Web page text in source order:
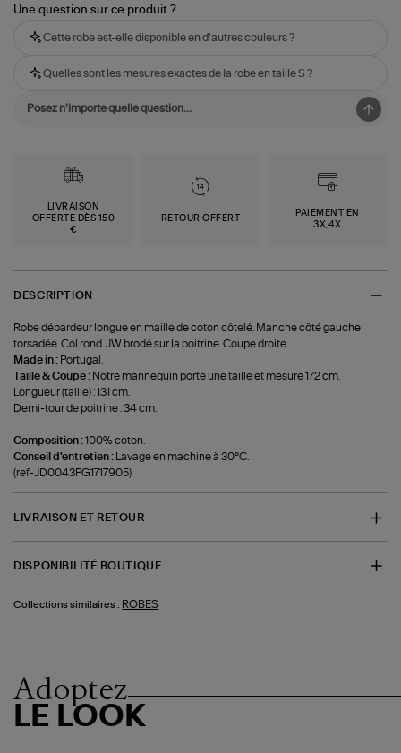
Une question sur ce produit ?
Cette robe est-elle disponible en d'autres couleurs ?
Quelles sont les mesures exactes de la robe en taille S ?
LIVRAISON
OFFERTE DÈS 150
€
RETOUR OFFERT
PAIEMENT EN
3X,4X
DESCRIPTION
Robe débardeur longue en maille de coton côtelé. Manche côté gauche
torsadée. Col rond. JW brodé sur la poitrine. Coupe droite.
Made in : Portugal.
Taille & Coupe : Notre mannequin porte une taille et mesure 172 cm.
Longueur (taille) : 131 cm.
Demi-tour de poitrine : 34 cm.
Composition :100% coton.
Conseil d'entretien : Lavage en machine à 30°C.
(ref-JD0043PG1717905)
LIVRAISON ET RETOUR
DISPONIBILITÉ BOUTIQUE
Collections similaires : ROBES
Adoptez
LE LOOK